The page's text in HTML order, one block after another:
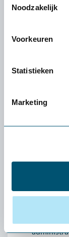
Noodzakelijk
Voorkeuren
Statistieken
Marketing
Dan
vinden dat
Hoe werkt
halen
pakket via
Stuur
bij
Vermeld
Hoe